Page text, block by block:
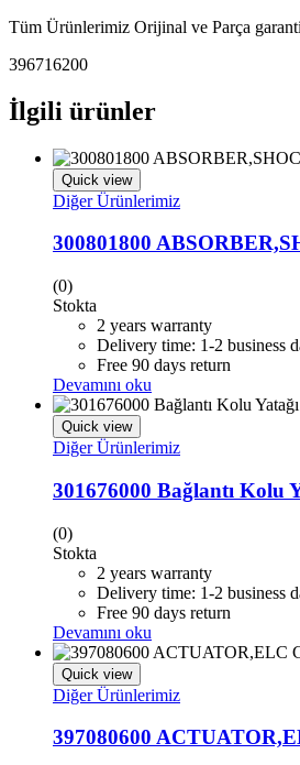
Tüm Ürünlerimiz Orijinal ve Parça
396716200
İlgili ürünler
Quick view
Diğer Ürünlerimiz
300801800
(0)
Stokta
2 years warranty
Delivery time: 1-2 business
Free 90 days return
Devamını oku
Quick view
Diğer Ürünlerimiz
301676000 Bağlantı Kolu
(0)
Stokta
2 years warranty
Delivery time: 1-2 business
Free 90 days return
Devamını oku
Quick view
Diğer Ürünlerimiz
397080600